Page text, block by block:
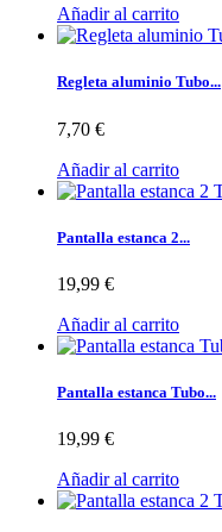
Añadir al carrito
Regleta aluminio Tubo...
7,70 €
Añadir al carrito
Pantalla estanca 2...
19,99 €
Añadir al carrito
Pantalla estanca Tubo...
19,99 €
Añadir al carrito